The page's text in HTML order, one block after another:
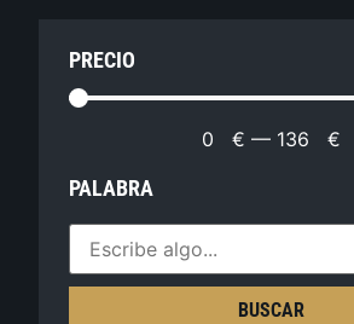
PRECIO
0 € — 136 €
PALABRA
BUSCAR